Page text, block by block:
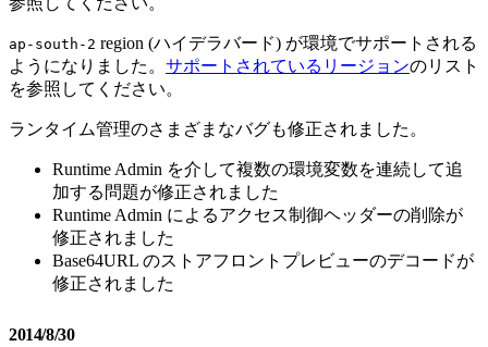
ap-south-2 region (ハイデラバード) が環境でサポートされる
ようになりました。 サポートされているリージョンのリスト
を参照してください。
ランタイム管理のさまざまなバグも修正されました。
Runtime Admin を介して複数の環境変数を連続して追
加する問題が修正されました
Runtime Admin によるアクセス制御ヘッダーの削除が
修正されました
Base64URL のストアフロントプレビューのデコードが
修正されました
2014/8/30